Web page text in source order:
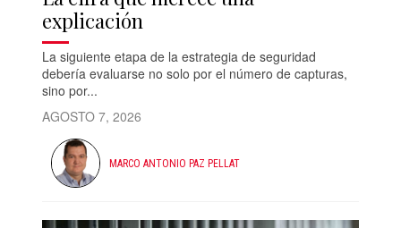
explicación
La siguiente etapa de la estrategia de seguridad
debería evaluarse no solo por el número de capturas,
sino por...
AGOSTO 7, 2026
MARCO ANTONIO PAZ PELLAT